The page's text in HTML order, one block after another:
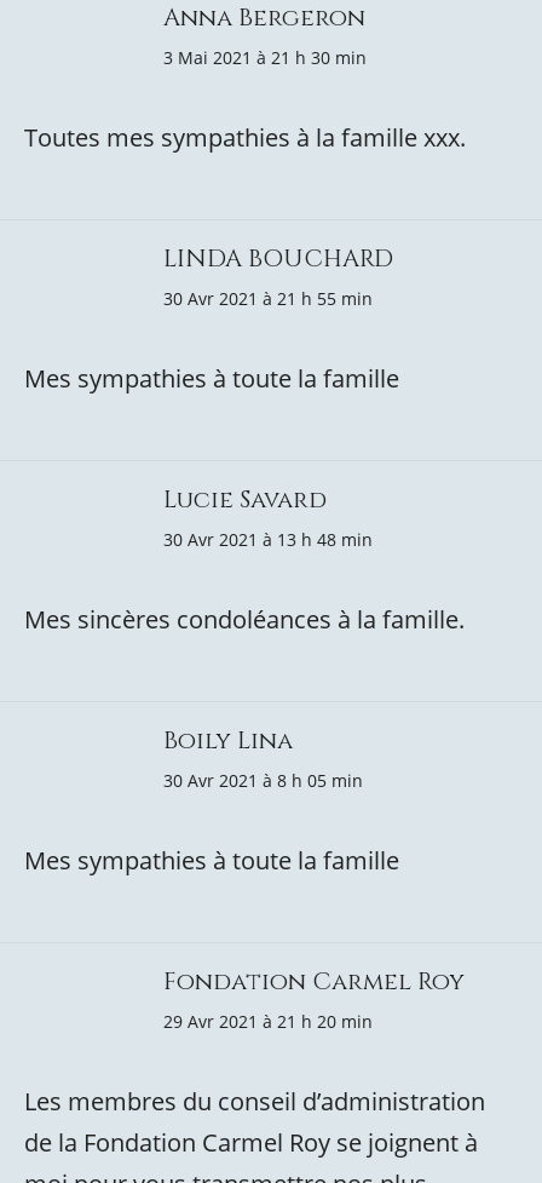
Anna Bergeron
3 Mai 2021 à 21 h 30 min
Toutes mes sympathies à la famille xxx.
LINDA BOUCHARD
30 Avr 2021 à 21 h 55 min
Mes sympathies à toute la famille
Lucie Savard
30 Avr 2021 à 13 h 48 min
Mes sincères condoléances à la famille.
Boily Lina
30 Avr 2021 à 8 h 05 min
Mes sympathies à toute la famille
Fondation Carmel Roy
29 Avr 2021 à 21 h 20 min
Les membres du conseil d’administration
de la Fondation Carmel Roy se joignent à